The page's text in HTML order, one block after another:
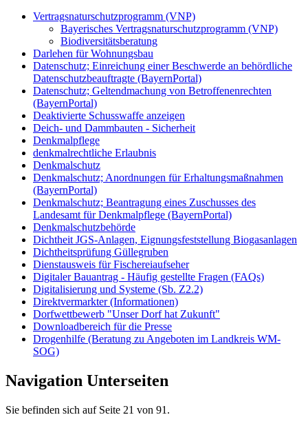
Vertragsnaturschutzprogramm (VNP)
Bayerisches Vertragsnaturschutzprogramm (VNP)
Biodiversitätsberatung
Darlehen für Wohnungsbau
Datenschutz; Einreichung einer Beschwerde an behördliche
Datenschutzbeauftragte (BayernPortal)
Datenschutz; Geltendmachung von Betroffenenrechten
(BayernPortal)
Deaktivierte Schusswaffe anzeigen
Deich- und Dammbauten - Sicherheit
Denkmalpflege
denkmalrechtliche Erlaubnis
Denkmalschutz
Denkmalschutz; Anordnungen für Erhaltungsmaßnahmen
(BayernPortal)
Denkmalschutz; Beantragung eines Zuschusses des
Landesamt für Denkmalpflege (BayernPortal)
Denkmalschutzbehörde
Dichtheit JGS-Anlagen, Eignungsfeststellung Biogasanlagen
Dichtheitsprüfung Güllegruben
Dienstausweis für Fischereiaufseher
Digitaler Bauantrag - Häufig gestellte Fragen (FAQs)
Digitalisierung und Systeme (Sb. Z2.2)
Direktvermarkter (Informationen)
Dorfwettbewerb "Unser Dorf hat Zukunft"
Downloadbereich für die Presse
Drogenhilfe (Beratung zu Angeboten im Landkreis WM-
SOG)
Navigation Unterseiten
Sie befinden sich auf Seite 21 von 91.